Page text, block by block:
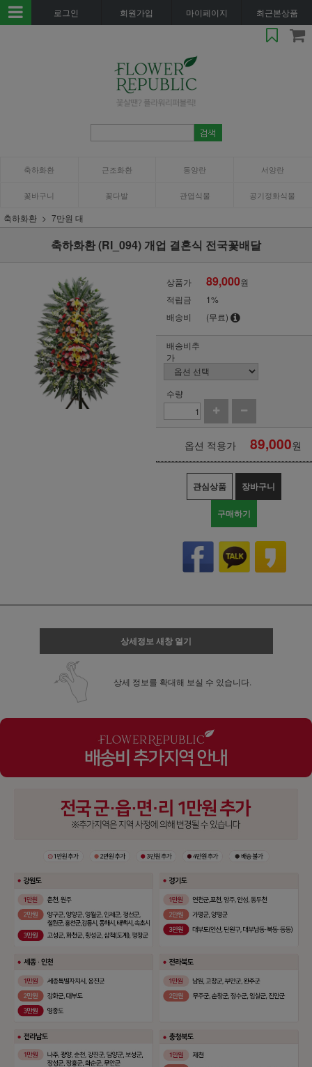
로그인 회원가입 마이페이지 최근본상품
축하화환 근조화환 동양란 서양란
꽃바구니 꽃다발 관엽식물 공기정화식물
축하화환 7만원 대
축하화환 (RI_094) 개업 결혼식 전국꽃배달
상품가 89,000원
적립금
1%
배송비
(무료)
배송비추
가
수량
옵션 적용가 89,000원
관심상품 장바구니
구매하기
상세정보 새창 열기
상세 정보를 확대해 보실 수 있습니다.